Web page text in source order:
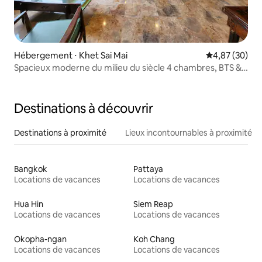
Hébergement ⋅ Khet Sai Mai Évaluation
4,87 (30)
Spacieux moderne du milieu du siècle 4 chambres, BTS &
Destinations à découvrir
Destinations à proximité Lieux incontournables à proximité
Bangkok
Locations de vacances
Pattaya
Locations de vacances
Hua Hin
Locations de vacances
Siem Reap
Locations de vacances
Okopha-ngan
Locations de vacances
Koh Chang
Locations de vacances